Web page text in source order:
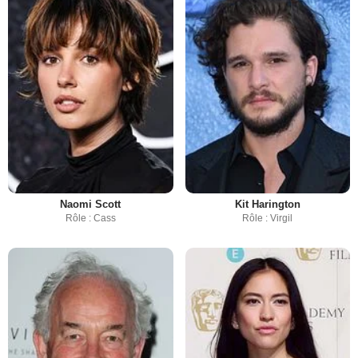
Naomi Scott
Rôle : Cass
Kit Harington
Rôle : Virgil